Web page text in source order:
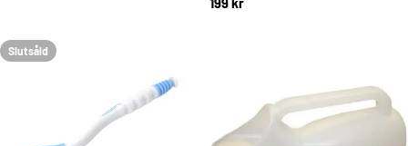
Slutsåld